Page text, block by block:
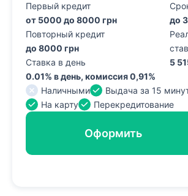
Первый кредит
от 5000 до 8000 грн
Повторный кредит
до 8000 грн
Ставка в день
0.01% в день, комиссия 0,91%
до
5
Наличными
Выдача за 15
На карту
Перекредитование
Оформить